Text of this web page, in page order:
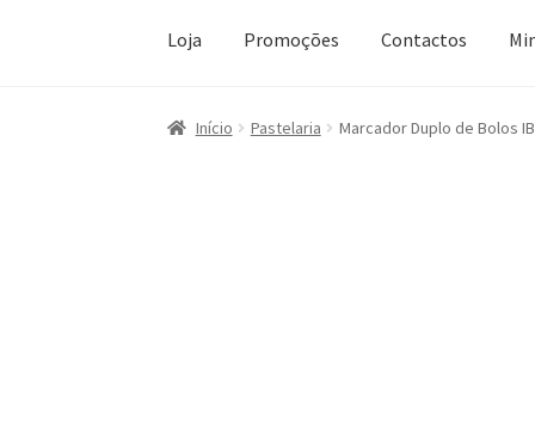
Loja Promoções Contactos
Início Carrinho Contactos Finalizar Compra
Início Pastelaria Marcador Duplo de Bolos